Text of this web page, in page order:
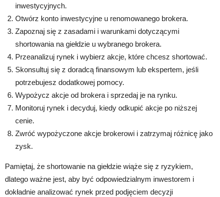
inwestycyjnych.
Otwórz konto inwestycyjne u renomowanego brokera.
Zapoznaj się z zasadami i warunkami dotyczącymi
shortowania na giełdzie u wybranego brokera.
Przeanalizuj rynek i wybierz akcje, które chcesz shortować.
Skonsultuj się z doradcą finansowym lub ekspertem, jeśli
potrzebujesz dodatkowej pomocy.
Wypożycz akcje od brokera i sprzedaj je na rynku.
Monitoruj rynek i decyduj, kiedy odkupić akcje po niższej
cenie.
Zwróć wypożyczone akcje brokerowi i zatrzymaj różnicę jako
zysk.
Pamiętaj, że shortowanie na giełdzie wiąże się z ryzykiem,
dlatego ważne jest, aby być odpowiedzialnym inwestorem i
dokładnie analizować rynek przed podjęciem decyzji